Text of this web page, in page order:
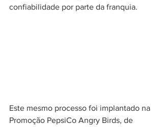
confiabilidade por parte da franquia.
Este mesmo processo foi implantado na
Promoção PepsiCo Angry Birds, de